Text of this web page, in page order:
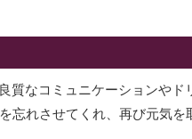
質なコミュニケーションや
忘れさせてくれ、再び元気を